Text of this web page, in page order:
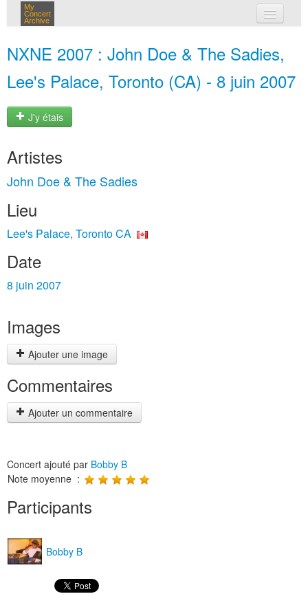
My
Concert
Archive
NXNE 2007 : John Doe & The Sadies,
Lee's Palace, Toronto (CA) - 8 juin 2007
J'y étais
Artistes
John Doe & The Sadies
Lieu
Lee's Palace, Toronto CA
Date
8 juin 2007
Images
Ajouter une image
Commentaires
Ajouter un commentaire
Concert ajouté par Bobby B
Note moyenne :
Participants
Bobby B